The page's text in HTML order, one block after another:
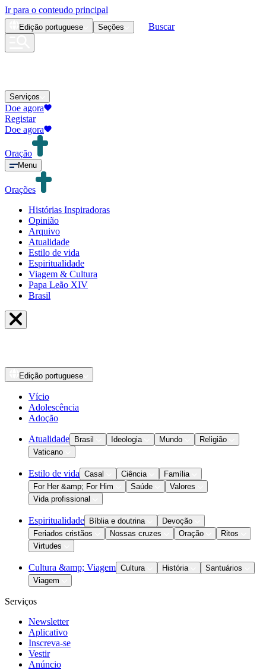
Ir para o conteudo principal
Edição portuguese Seções Buscar
Serviços
Doe agora
Registar
Doe agora
Oração
Menu
Orações
Histórias Inspiradoras
Opinião
Arquivo
Atualidade
Estilo de vida
Espiritualidade
Viagem & Cultura
Papa Leão XIV
Brasil
Edição portuguese
Vício
Adolescência
Adoção
Atualidade Brasil Ideologia Mundo
Religião
Vaticano
Estilo de vida Casal Ciência
Família
For Her &amp; For Him
Saúde
Valores
Vida profissional
Espiritualidade Bíblia e doutrina
Devoção
Feriados cristãos
Nossas cruzes Oração
Ritos
Virtudes
Cultura &amp; Viagem Cultura História
Santuários
Viagem
Serviços
Newsletter
Aplicativo
Inscreva-se
Vestir
Anúncio